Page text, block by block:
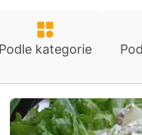
Podle kategorie